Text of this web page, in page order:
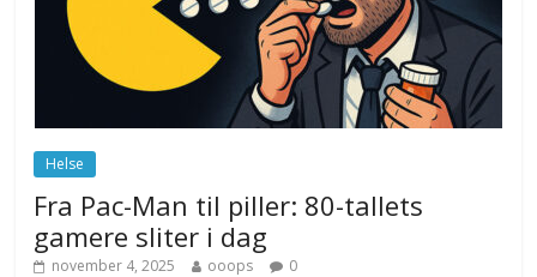
november 6, 2025 No Comments
Norge innfører nullvisjon for nedbør
juni 23, 2026 No Comments
Helse
Fra Pac-Man til piller: 80-tallets
gamere sliter i dag
november 4, 2025 ooops 0